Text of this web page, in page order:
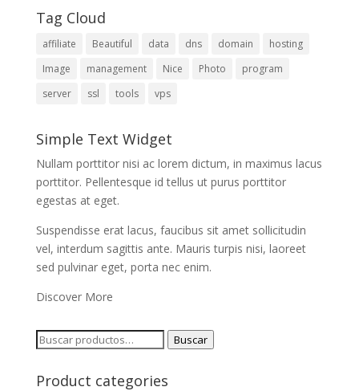
Tag Cloud
affiliate Beautiful data dns domain
hosting
Image
management Nice Photo
program
server
ssl tools vps
Simple Text Widget
Nullam porttitor nisi ac lorem dictum, in maximus lacus
porttitor. Pellentesque id tellus ut purus porttitor
egestas at eget.
Suspendisse erat lacus, faucibus sit amet sollicitudin
vel, interdum sagittis ante. Mauris turpis nisi, laoreet
sed pulvinar eget, porta nec enim.
Discover More
Buscar
Buscar
Product categories